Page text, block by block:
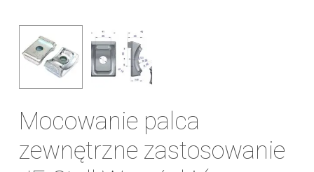
Mocowanie palca
zewnętrzne zastosowanie